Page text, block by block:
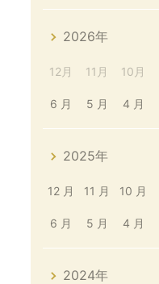
2026年
12月 11月 10月
6 月 5 月 4 月
2025年
12 月 11 月 10 月
6 月 5 月 4 月
2024年